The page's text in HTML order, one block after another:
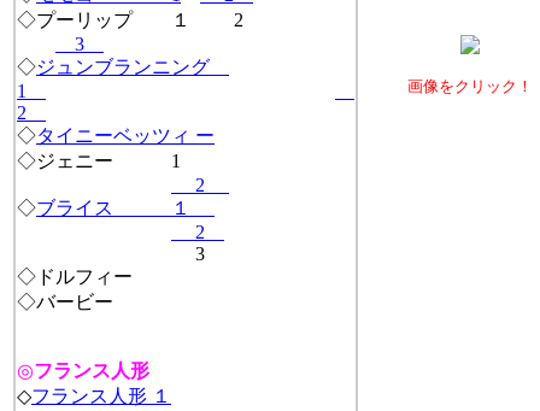
画像をクリック！
◇プーリップ １ 2
3
◇ジュンブランニング
1
2
◇タイニーベッツィ ー
◇ジェニー 1
2
◇ブライス １
2
3
◇ドルフィー
◇バービー
◎フランス人形
◇フランス人形 １